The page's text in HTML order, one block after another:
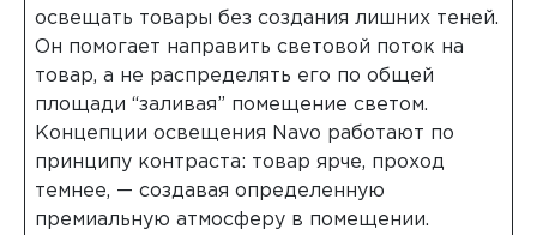
освещать товары без создания лишних теней.
Он помогает направить световой поток на
товар, а не распределять его по общей
площади “заливая” помещение светом.
Концепции освещения Navo работают по
принципу контраста: товар ярче, проход
темнее, — создавая определенную
премиальную атмосферу в помещении.